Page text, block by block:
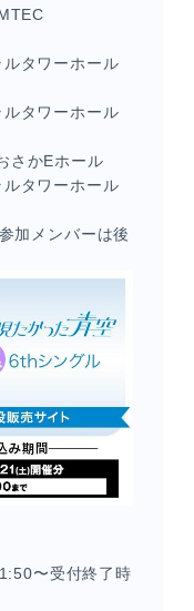
タワーホール
タワーホール
さかEホール
タワーホール
メンバーは後
〜受付終了時